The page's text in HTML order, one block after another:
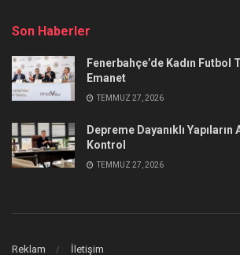
Son Haberler
Fenerbahçe’de Kadın Futbol
Emanet
TEMMUZ 27, 2026
Depreme Dayanıklı Yapıların
Kontrol
TEMMUZ 27, 2026
Reklam İletişim